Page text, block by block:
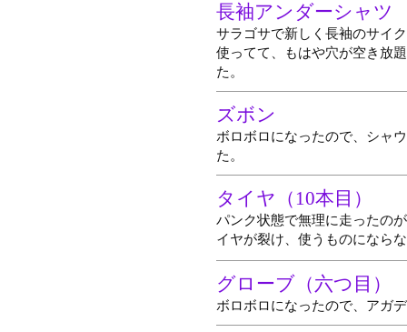
長袖アンダーシャツ
サラゴサで新しく長袖のサイ
使ってて、もはや穴が空き放
た。
ズボン
ボロボロになったので、シャ
た。
タイヤ（10本目）
パンク状態で無理に走ったの
イヤが裂け、使うものになら
グローブ（六つ目）
ボロボロになったので、アガ